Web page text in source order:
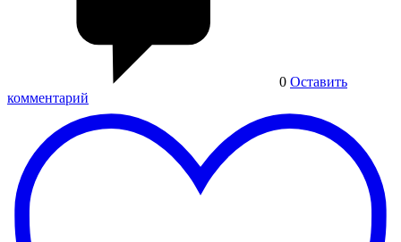
0 Оставить
комментарий